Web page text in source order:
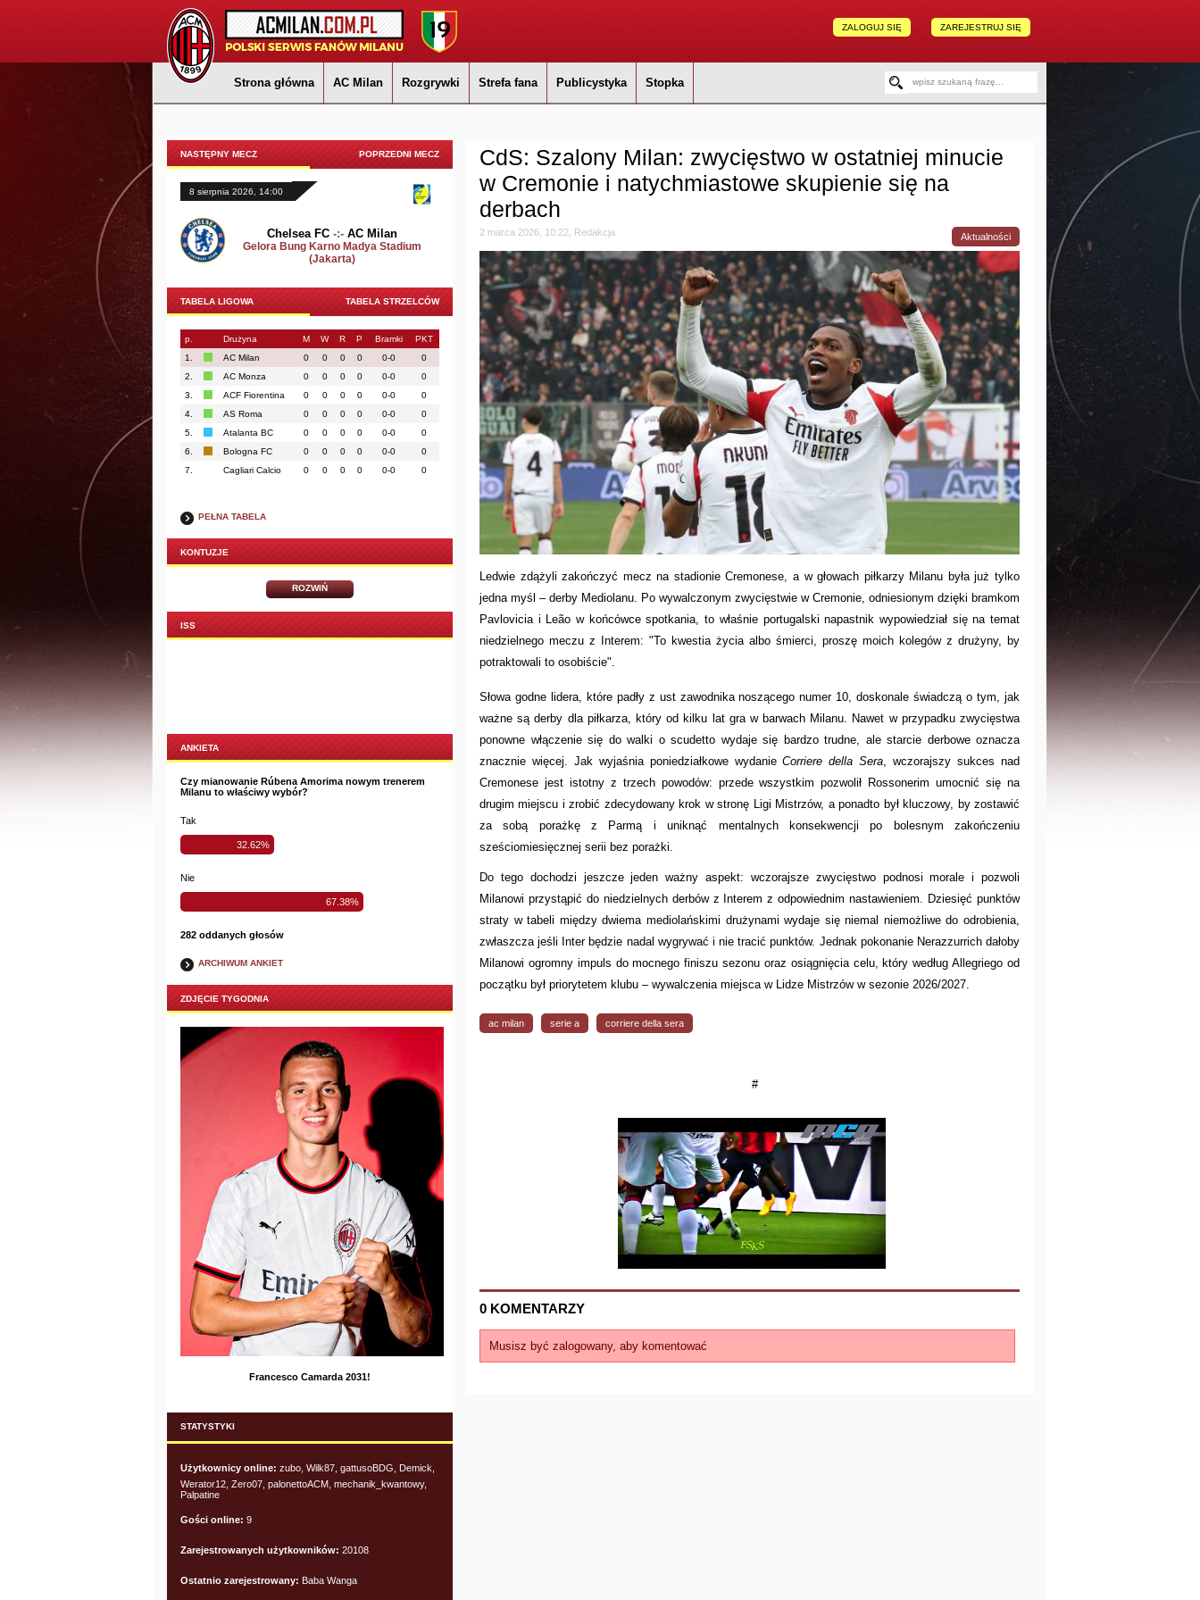
ZAREJESTRUJ SIĘ
ZALOGUJ SIĘ
Strona główna AC Milan Rozgrywki Strefa fana Publicystyka Stopka
NASTĘPNY MECZ POPRZEDNI MECZ
8 sierpnia 2026, 14:00
Chelsea FC -:- AC Milan
Gelora Bung Karno Madya Stadium
(Jakarta)
TABELA LIGOWA TABELA STRZELCÓW
p. Drużyna M W R P Bramki
PKT
1.
AC Milan 0 0 0 0 0-0
0
2.
AC Monza 0 0 0 0 0-0
0
3.
ACF Fiorentina 0 0 0 0 0-0
0
4.
AS Roma 0 0 0 0 0-0
0
5.
Atalanta BC 0 0 0 0 0-0
0
6.
Bologna FC 0 0 0 0 0-0
0
7.
Cagliari Calcio 0 0 0 0 0-0 0
PEŁNA TABELA
KONTUZJE
ROZWIŃ
ISS
ANKIETA
Czy mianowanie Rúbena Amorima nowym trenerem
Milanu to właściwy wybór?
Tak
32.62%
Nie
67.38%
282 oddanych głosów
ARCHIWUM ANKIET
ZDJĘCIE TYGODNIA
Francesco Camarda 2031!
STATYSTYKI
Użytkownicy online: zubo, Wilk87, gattusoBDG, Demick,
Werator12, Zero07, palonettoACM, mechanik_kwantowy,
Palpatine
Gości online: 9
Zarejestrowanych użytkowników: 20108
Ostatnio zarejestrowany: Baba Wanga
CdS: Szalony Milan: zwycięstwo w ostatniej minucie
w Cremonie i natychmiastowe skupienie się na
derbach
2 marca 2026, 10:22, Redakcja Aktualności
Ledwie zdążyli zakończyć mecz na stadionie Cremonese, a w głowach piłkarzy Milanu była już tylko
jedna myśl – derby Mediolanu. Po wywalczonym zwycięstwie w Cremonie, odniesionym dzięki bramkom
Pavlovicia i Leão w końcówce spotkania, to właśnie portugalski napastnik wypowiedział się na temat
niedzielnego meczu z Interem: "To kwestia życia albo śmierci, proszę moich kolegów z drużyny, by
potraktowali to osobiście".
Słowa godne lidera, które padły z ust zawodnika noszącego numer 10, doskonale świadczą o tym, jak
ważne są derby dla piłkarza, który od kilku lat gra w barwach Milanu. Nawet w przypadku zwycięstwa
ponowne włączenie się do walki o scudetto wydaje się bardzo trudne, ale starcie derbowe oznacza
znacznie więcej. Jak wyjaśnia poniedziałkowe wydanieCorriere della Sera , wczorajszy sukces nad
Cremonese jest istotny z trzech powodów: przede wszystkim pozwolił Rossonerim umocnić się na
drugim miejscu i zrobić zdecydowany krok w stronę Ligi Mistrzów, a ponadto był kluczowy, by zostawić
za sobą porażkę z Parmą i uniknąć mentalnych konsekwencji po bolesnym zakończeniu
sześciomiesięcznej serii bez porażki.
Do tego dochodzi jeszcze jeden ważny aspekt: wczorajsze zwycięstwo podnosi morale i pozwoli
Milanowi przystąpić do niedzielnych derbów z Interem z odpowiednim nastawieniem. Dziesięć punktów
straty w tabeli między dwiema mediolańskimi drużynami wydaje się niemal niemożliwe do odrobienia,
zwłaszcza jeśli Inter będzie nadal wygrywać i nie tracić punktów. Jednak pokonanie Nerazzurrich dałoby
Milanowi ogromny impuls do mocnego finiszu sezonu oraz osiągnięcia celu, który według Allegriego od
początku był priorytetem klubu – wywalczenia miejsca w Lidze Mistrzów w sezonie 2026/2027.
ac milan serie a corriere della sera
#
0 KOMENTARZY
Musisz być zalogowany, aby komentować